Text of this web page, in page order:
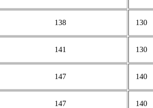
138 130
141 130
147 140
147 140